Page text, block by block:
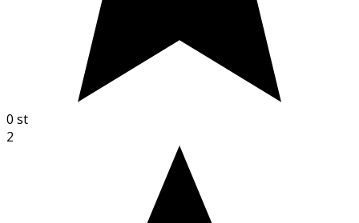
0 st
2